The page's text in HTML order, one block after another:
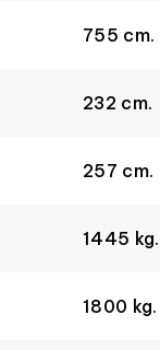
755 cm.
232 cm.
257 cm.
1445 kg.
1800 kg.